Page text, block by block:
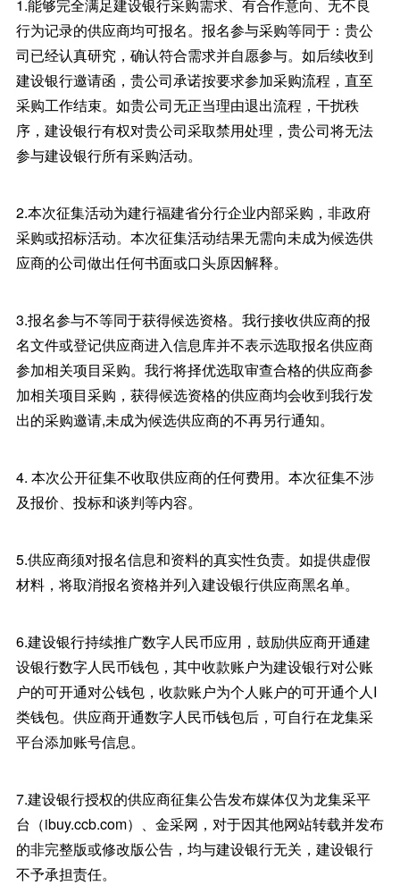
1.能够完全满足建设银行采购需求、有合作意向、无不良
行为记录的供应商均可报名。报名参与采购等同于：贵公
司已经认真研究，确认符合需求并自愿参与。如后续收到
建设银行邀请函，贵公司承诺按要求参加采购流程，直至
采购工作结束。如贵公司无正当理由退出流程，干扰秩
序，建设银行有权对贵公司采取禁用处理，贵公司将无法
参与建设银行所有采购活动。
2.本次征集活动为建行福建省分行企业内部采购，非政府
采购或招标活动。本次征集活动结果无需向未成为候选供
应商的公司做出任何书面或口头原因解释。
3.报名参与不等同于获得候选资格。我行接收供应商的报
名文件或登记供应商进入信息库并不表示选取报名供应商
参加相关项目采购。我行将择优选取审查合格的供应商参
加相关项目采购，获得候选资格的供应商均会收到我行发
出的采购邀请,未成为候选供应商的不再另行通知。
4. 本次公开征集不收取供应商的任何费用。本次征集不涉
及报价、投标和谈判等内容。
5.供应商须对报名信息和资料的真实性负责。如提供虚假
材料，将取消报名资格并列入建设银行供应商黑名单。
6.建设银行持续推广数字人民币应用，鼓励供应商开通建
设银行数字人民币钱包，其中收款账户为建设银行对公账
户的可开通对公钱包，收款账户为个人账户的可开通个人I
类钱包。供应商开通数字人民币钱包后，可自行在龙集采
平台添加账号信息。
7.建设银行授权的供应商征集公告发布媒体仅为龙集采平
台（ibuy.ccb.com）、金采网，对于因其他网站转载并发布
的非完整版或修改版公告，均与建设银行无关，建设银行
不予承担责任。